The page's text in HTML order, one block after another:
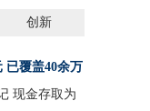
创新
已覆盖40余万
现金存取为